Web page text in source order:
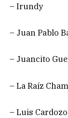
– Irundy
– Juan Pablo
– Juancito
– La Raíz
– Luis